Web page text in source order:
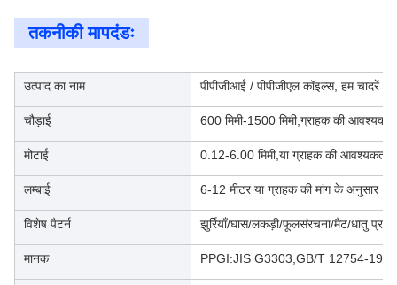
तकनीकी मापदंडः
उत्पाद का नाम पीपीजीआई / पीपीजीएल कॉइल्स, हम चादरें
चौड़ाई 600 मिमी-1500 मिमी,ग्राहक की
मोटाई 0.12-6.00 मिमी,या ग्राहक की आवश्यकता
लम्बाई 6-12 मीटर या ग्राहक की मांग के अनुसार
विशेष पैटर्न झुर्रियाँ/घास/लकड़ी/फूलसंरचना/मैट/धातु
मानक PPGI:JIS G3303,GB/T 12754-